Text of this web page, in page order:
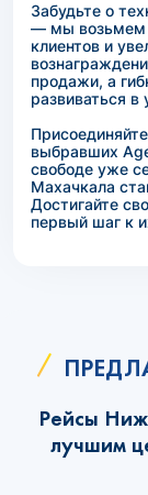
Забудьте о
— мы возьмем
клиентов и
продажи, а
развиваться
выбравших
свободе уже
Махачкала
Достигайте
первый шаг к
Рейсы
лучшим